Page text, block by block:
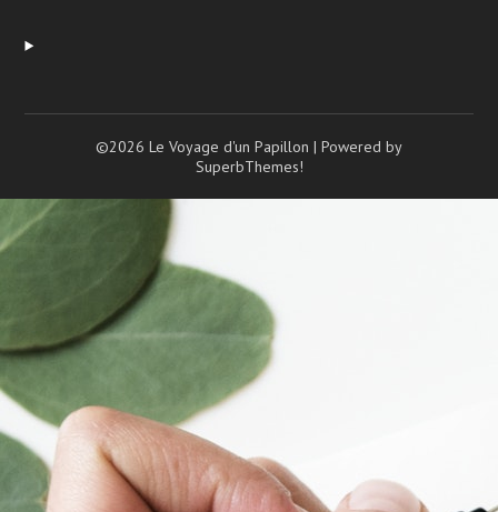
©2026 Le Voyage d'un Papillon | Powered by
SuperbThemes!